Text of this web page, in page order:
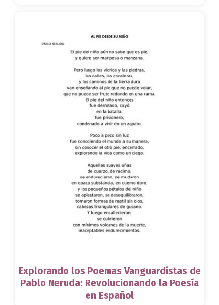
Explorando los Poemas Vanguardistas de
Pablo Neruda: Revolucionando la Poesía
en Español